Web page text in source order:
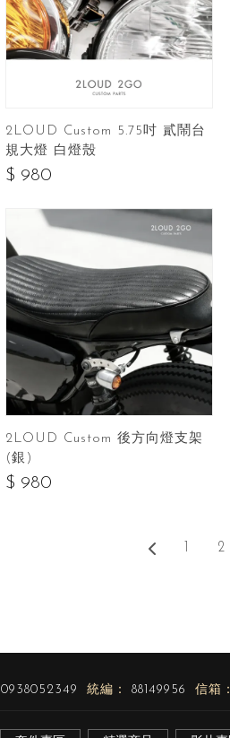
2LOUD Custom 5.75吋 貳鬧台
規大燈 白燈殼
$ 980
2LOUD Custom 後方向燈支架
(銀)
$ 980
1 2
0938052349 88149956